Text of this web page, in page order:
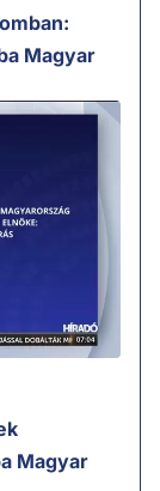
Magyar
Magyar